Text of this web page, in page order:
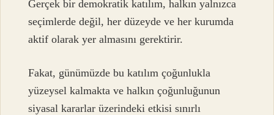
Gerçek bir demokratik katılım, halkın yalnızca
seçimlerde değil, her düzeyde ve her kurumda
aktif olarak yer almasını gerektirir.
Fakat, günümüzde bu katılım çoğunlukla
yüzeysel kalmakta ve halkın çoğunluğunun
siyasal kararlar üzerindeki etkisi sınırlı